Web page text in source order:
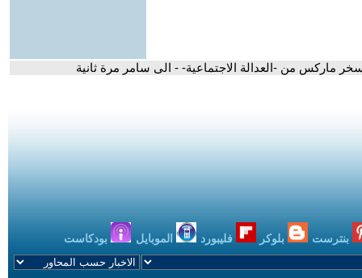
ماركس من -العدالة الاجتماعية- - الى سامر مرة ثانية
بنترست بلوكر فليبورد الموبايل بودكاست